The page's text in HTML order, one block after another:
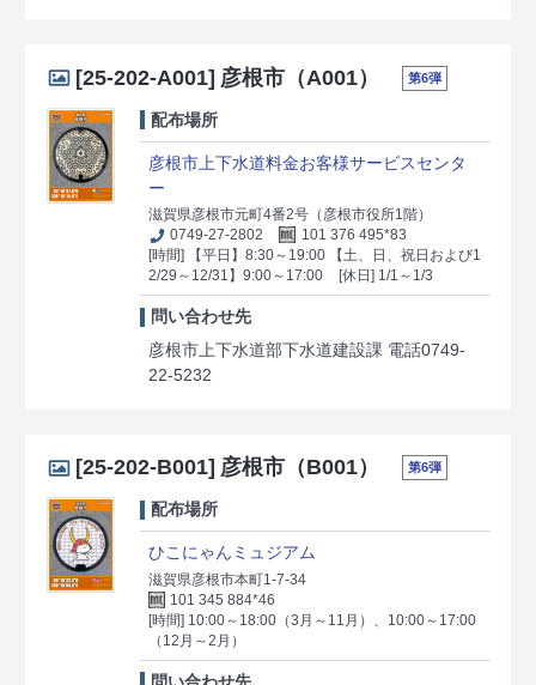
[25-202-A001] 彦根市（A001） 第6弾
配布場所
彦根市上下水道料金お客様サービスセンタ
ー
滋賀県彦根市元町4番2号（彦根市役所1階）
0749-27-2802
101 376 495*83
[時間] 【平日】8:30～19:00 【土、日、祝日および1
2/29～12/31】9:00～17:00
[休日] 1/1～1/3
問い合わせ先
彦根市上下水道部下水道建設課 電話0749-
22-5232
[25-202-B001] 彦根市（B001） 第6弾
配布場所
ひこにゃんミュジアム
滋賀県彦根市本町1-7-34
101 345 884*46
[時間] 10:00～18:00（3月～11月）、10:00～17:00
（12月～2月）